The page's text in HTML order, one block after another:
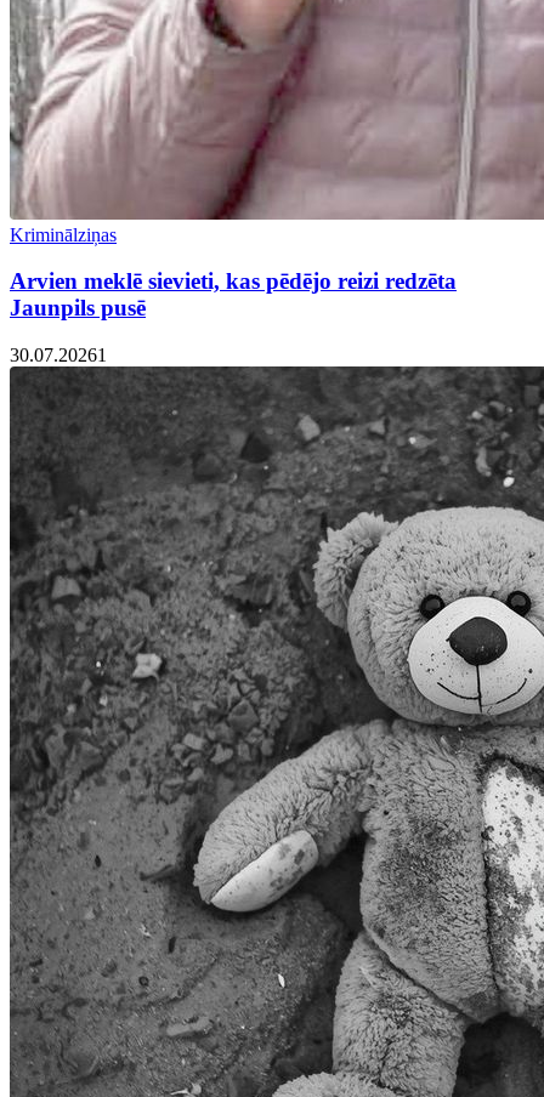
Kriminālziņas
Arvien meklē sievieti, kas pēdējo reizi redzēta
Jaunpils pusē
30.07.20261